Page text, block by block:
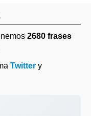
2680 frases
Twitter y